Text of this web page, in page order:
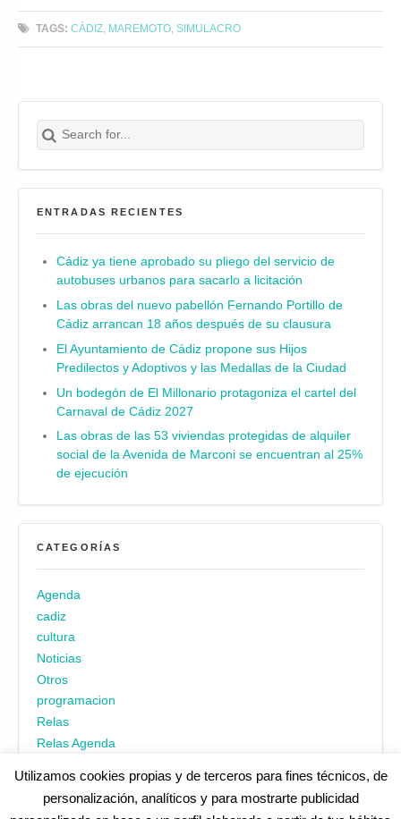
TAGS: CÁDIZ MAREMOTO ,SIMULACRO
Search for:
Buscar
ENTRADAS RECIENTES
Cádiz ya tiene aprobado su pliego del servicio de
autobuses urbanos para sacarlo a licitación
Las obras del nuevo pabellón Fernando Portillo de
Cádiz arrancan 18 años después de su clausura
El Ayuntamiento de Cádiz propone sus Hijos
Predilectos y Adoptivos y las Medallas de la Ciudad
Un bodegón de El Millonario protagoniza el cartel del
Carnaval de Cádiz 2027
Las obras de las 53 viviendas protegidas de alquiler
social de la Avenida de Marconi se encuentran al 25%
de ejecución
CATEGORÍAS
Agenda
cadiz
cultura
Noticias
Otros
programacion
Relas
Relas Agenda
Utilizamos cookies propias y de terceros para fines técnicos, de
personalización, analíticos y para mostrarte publicidad